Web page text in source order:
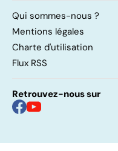
Qui sommes-nous ?
Mentions légales
Charte d'utilisation
Flux RSS
Retrouvez-nous sur